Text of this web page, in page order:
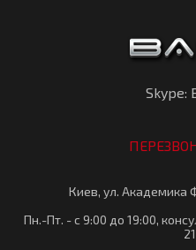
Skype:
Киев, ул. Академика
Пн.-Пт. - с 9:00 до 19:00,